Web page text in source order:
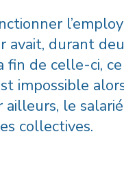
avait, durant
fin de celle-ci,
impossible
ailleurs, le
collectives.